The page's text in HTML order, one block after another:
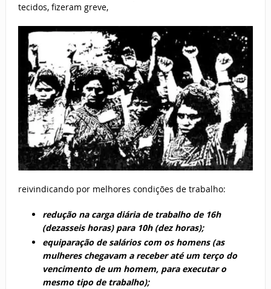
tecidos, fizeram greve,
reivindicando por melhores condições de trabalho:
redução na carga diária de trabalho de 16h
(dezasseis horas) para 10h (dez horas);
equiparação de salários com os homens (as
mulheres chegavam a receber até um terço do
vencimento de um homem, para executar o
mesmo tipo de trabalho);